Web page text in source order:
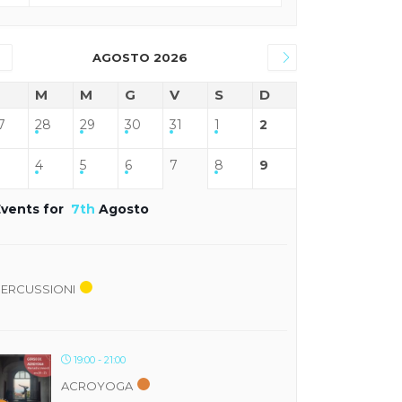
AGOSTO 2026
M M G V S D
28 29 30 31 1 2
4 5 6 7 8 9
for 7th Agosto
19:00 - 21:00
ACROYOGA